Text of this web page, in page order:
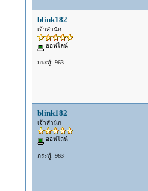
blink182
เจ้าสำนัก
ออฟไลน์
กระทู้: 963
blink182
เจ้าสำนัก
ออฟไลน์
กระทู้: 963